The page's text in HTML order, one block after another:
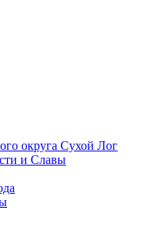
округа Сухой Лог
и Славы